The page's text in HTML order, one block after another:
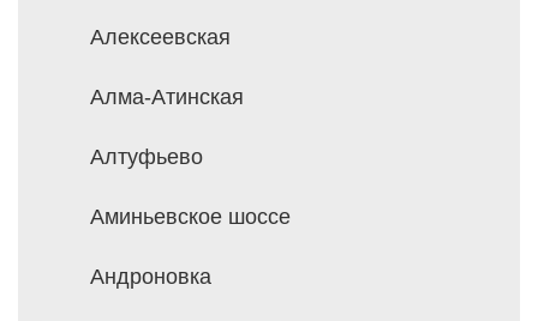
Алексеевская
Алма-Атинская
Алтуфьево
Аминьевское шоссе
Андроновка